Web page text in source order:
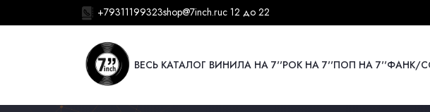
+79311199323shop@7inch.ruс 12 до 22
ВЕСЬ КАТАЛОГ ВИНИЛА НА 7''РОК НА 7''ПОП НА 7''ФАНК/